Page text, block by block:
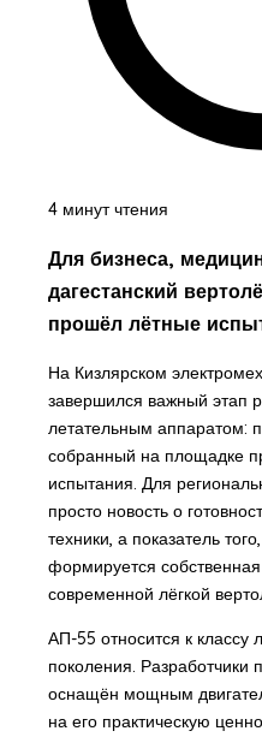
4 минут чтения
Для бизнеса,
дагестанский
прошёл лётные
На Кизлярском
завершился важный этап
летательным аппаратом:
собранный на площадке
испытания. Для
просто новость о
техники, а показатель
формируется
современной лёгкой
АП-55 относится к классу
поколения. Разработчики
оснащён мощным
на его практическую